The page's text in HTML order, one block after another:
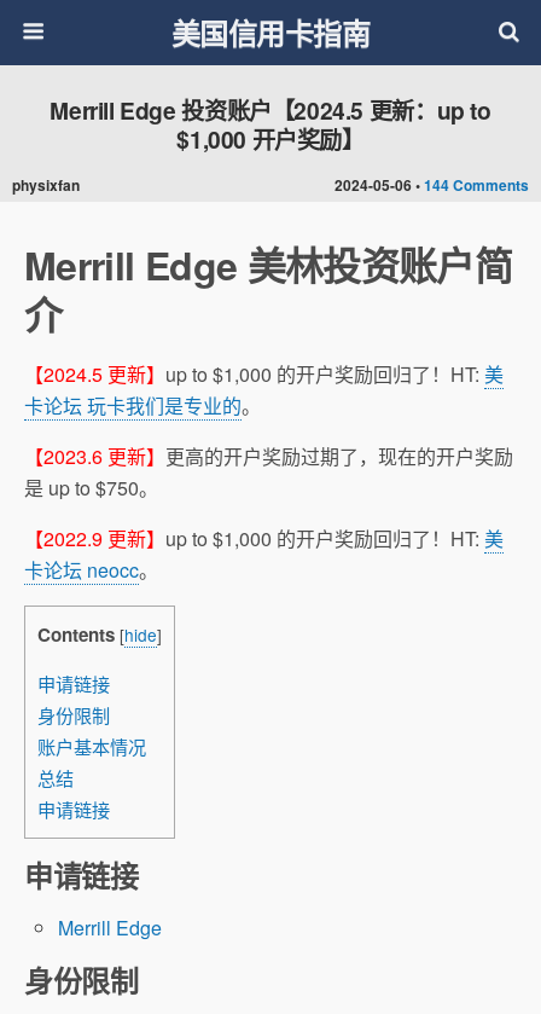
美国信用卡指南
2024-05-06 •144 Comments
Merrill Edge 投资账户【2024.5 更新：up to
$1,000 开户奖励】
physixfan
Merrill Edge 美林投资账户简
介
【2024.5 更新】 up to $1,000 的开户奖励回归了！HT: 美
卡论坛 玩卡我们是专业的。
【2023.6 更新】 更高的开户奖励过期了，现在的开户奖励
是 up to $750。
【2022.9 更新】 up to $1,000 的开户奖励回归了！HT: 美
卡论坛 neocc。
Contents [hide]
申请链接
身份限制
账户基本情况
总结
申请链接
申请链接
Merrill Edge
身份限制